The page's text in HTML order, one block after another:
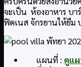
จะเป็น ห้องอาหาร บา
ฟิตเนส จักรยานให้ยืม
แผนที่ : ดูแ